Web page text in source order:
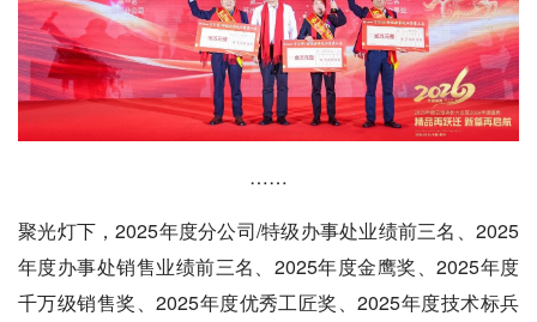
……
聚光灯下，2025年度分公司/特级办事处业绩前三名、2025
年度办事处销售业绩前三名、2025年度金鹰奖、2025年度
千万级销售奖、2025年度优秀工匠奖、2025年度技术标兵